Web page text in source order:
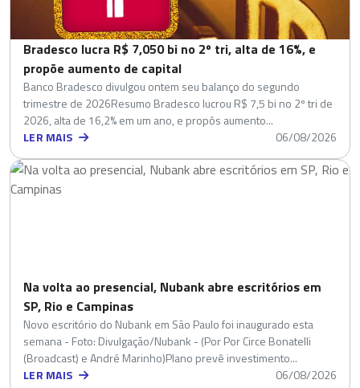
Bradesco lucra R$ 7,050 bi no 2º tri, alta de 16%, e
propõe aumento de capital
Banco Bradesco divulgou ontem seu balanço do segundo
trimestre de 2026Resumo Bradesco lucrou R$ 7,5 bi no 2º tri de
2026, alta de 16,2% em um ano, e propôs aumento...
LER MAIS
06/08/2026
Na volta ao presencial, Nubank abre escritórios em
SP, Rio e Campinas
Novo escritório do Nubank em São Paulo foi inaugurado esta
semana - Foto: Divulgação/Nubank - (Por Por Circe Bonatelli
(Broadcast) e André Marinho)Plano prevê investimento...
LER MAIS
06/08/2026